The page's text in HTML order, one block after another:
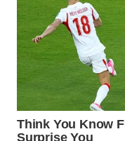
WN
MADURA
WN
SURABAYA
WN